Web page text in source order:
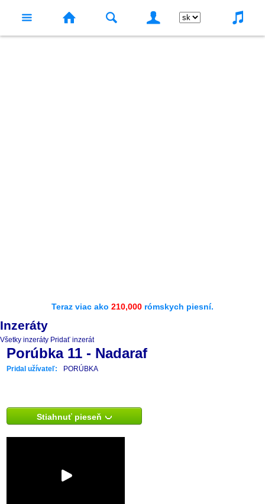
Teraz viac ako 210,000 rómskych piesní.
Inzeráty
Všetky inzeráty Pridať inzerát
Porúbka 11 - Nadaraf
Pridal užívateľ: PORÚBKA
Stiahnuť pieseň